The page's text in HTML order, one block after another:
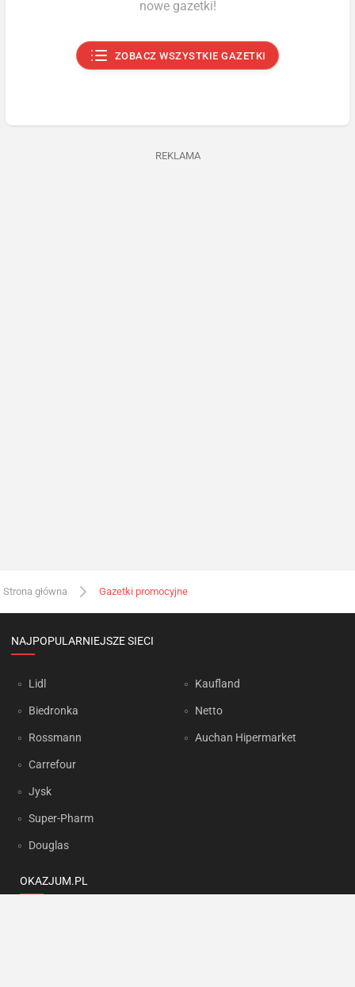
nowe gazetki!
ZOBACZ WSZYSTKIE GAZETKI
REKLAMA
Strona główna Gazetki promocyjne
NAJPOPULARNIEJSZE SIECI
Lidl
Biedronka
Rossmann
Carrefour
Jysk
Super-Pharm
Douglas
Kaufland
Netto
Auchan Hipermarket
OKAZJUM.PL